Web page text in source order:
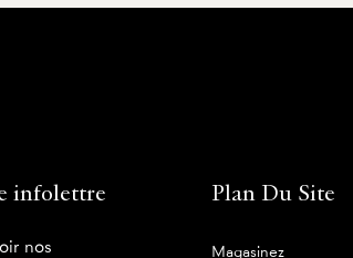
infolettre
nos
Plan Du Site
Magasinez